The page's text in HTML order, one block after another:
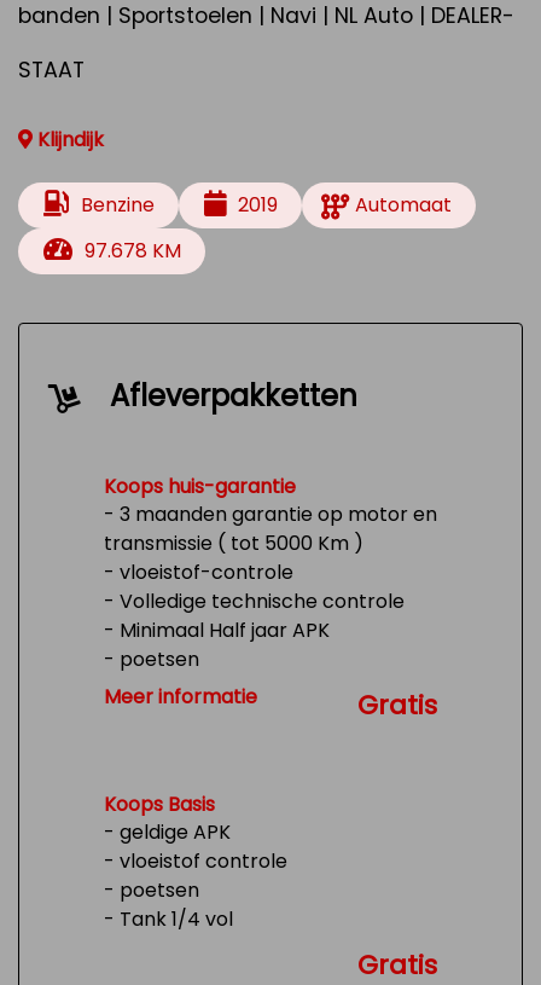
banden | Sportstoelen | Navi | NL Auto | DEALER-
STAAT
Klijndijk
Benzine 2019
Automaat
97.678 KM
Afleverpakketten
Koops huis-garantie
- 3 maanden garantie op motor en
transmissie ( tot 5000 Km )
- vloeistof-controle
- Volledige technische controle
- Minimaal Half jaar APK
- poetsen
- Tank 1/4 vol
Meer informatie Gratis
Koops Basis
- geldige APK
- vloeistof controle
- poetsen
- Tank 1/4 vol
Gratis